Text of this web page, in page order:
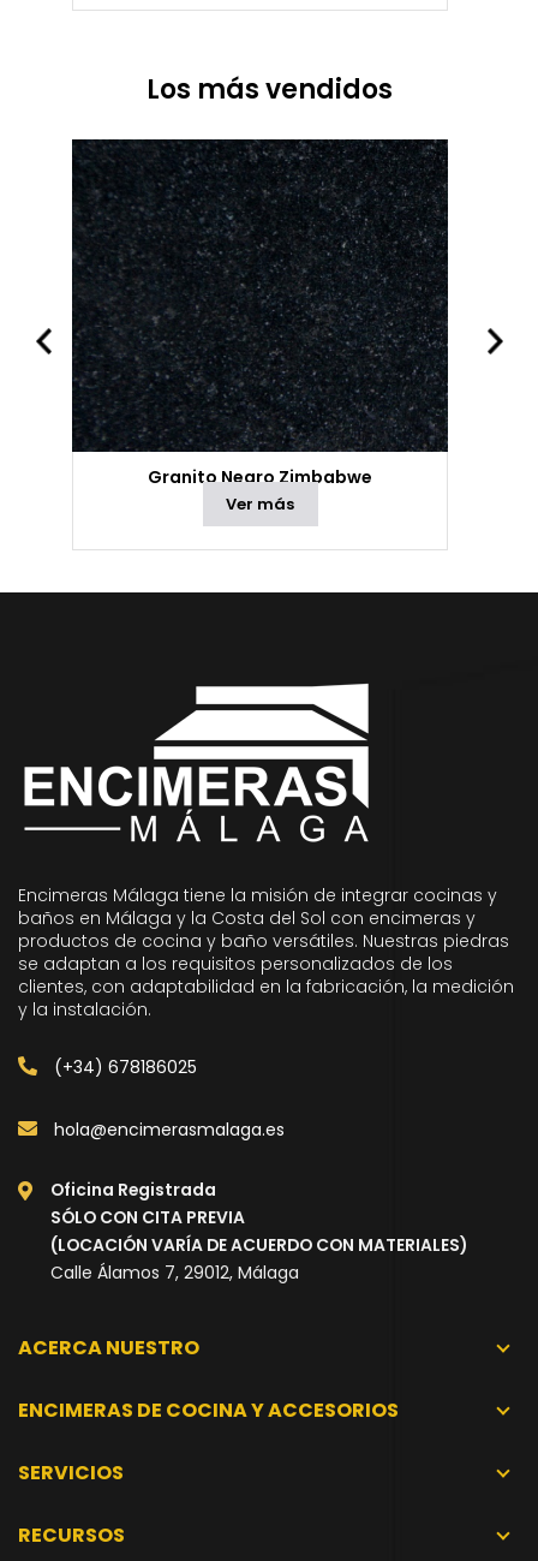
Los más vendidos
Granito Negro Zimbabwe
Ver más
Encimeras Málaga tiene la misión de integrar cocinas y
baños en Málaga y la Costa del Sol con encimeras y
productos de cocina y baño versátiles. Nuestras piedras
se adaptan a los requisitos personalizados de los
clientes, con adaptabilidad en la fabricación, la medición
y la instalación.
(+34) 678186025
hola@encimerasmalaga.es
Oficina Registrada
SÓLO CON CITA PREVIA
(LOCACIÓN VARÍA DE ACUERDO CON MATERIALES)
Calle Álamos 7, 29012, Málaga
ACERCA NUESTRO
ENCIMERAS DE COCINA Y ACCESORIOS
SERVICIOS
RECURSOS